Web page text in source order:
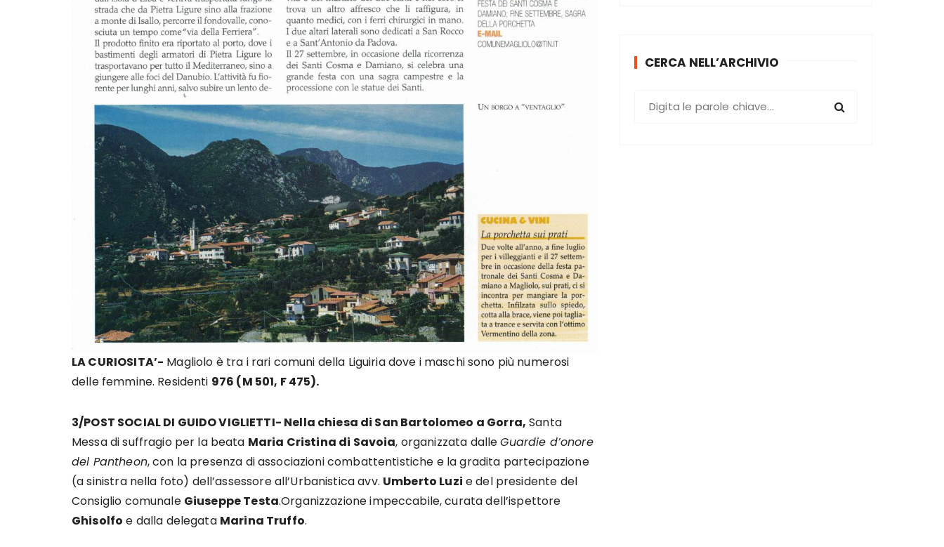
LA CURIOSITA’- Magliolo è tra i rari comuni della Liguiria dove i maschi sono più numerosi
delle femmine. Residenti 976 (M 501, F 475).
3/POST SOCIAL DI GUIDO VIGLIETTI- Nella chiesa di San Bartolomeo a Gorra, Santa
Messa di suffragio per la beata Maria Cristina di Savoia, organizzata dalleGuardie d’onore
del Pantheon, con la presenza di associazioni combattentistiche e la gradita partecipazione
(a sinistra nella foto) dell’assessore all’Urbanistica avv. Umberto Luzi e del presidente del
Consiglio comunale Giuseppe Testa.Organizzazione impeccabile, curata dell’ispettore
Ghisolfo e dalla delegata Marina Truffo.
CERCA NELL’ARCHIVIO